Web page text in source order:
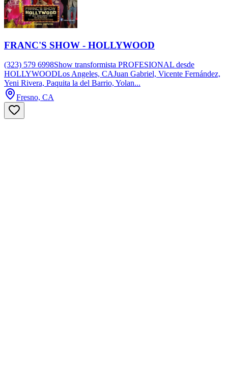
FRANC'S SHOW - HOLLYWOOD
(323) 579 6998Show transformista PROFESIONAL desde
HOLLYWOODLos Angeles, CAJuan Gabriel, Vicente Fernández,
Yeni Rivera, Paquita la del Barrio, Yolan...
Fresno, CA